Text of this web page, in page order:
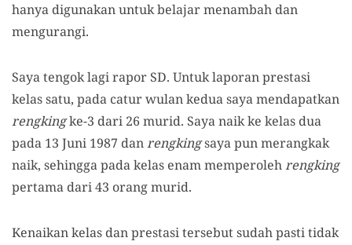
hanya digunakan untuk belajar menambah dan
mengurangi.
Saya tengok lagi rapor SD. Untuk laporan prestasi
kelas satu, pada catur wulan kedua saya mendapatkan
rengkingke-3 dari 26 murid. Saya naik ke kelas dua
pada 13 Juni 1987 danrengkingsaya pun merangkak
naik, sehingga pada kelas enam memperolehrengking
pertama dari 43 orang murid.
Kenaikan kelas dan prestasi tersebut sudah pasti tidak